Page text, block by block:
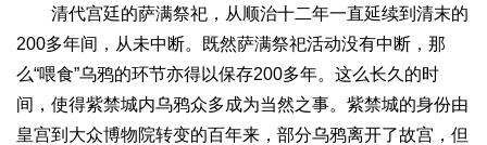
清代宫廷的萨满祭祀，从顺治十二年一直延续到清末的
200多年间，从未中断。既然萨满祭祀活动没有中断，那
么“喂食”乌鸦的环节亦得以保存200多年。这么长久的时
间，使得紫禁城内乌鸦众多成为当然之事。紫禁城的身份由
皇宫到大众博物院转变的百年来，部分乌鸦离开了故宫，但